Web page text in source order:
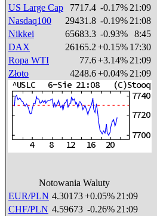
US Large Cap
7717.4 -0.17% 21:09
Nasdaq100
29431.8 -0.19% 21:08
Nikkei
65683.3 -0.93%
8:45
DAX
26165.2 +0.15% 17:30
Ropa WTI
77.6+3.14% 21:09
Złoto
4248.6+0.04% 21:09
Notowania Waluty
EUR/PLN 4.30173+0.05% 21:09
CHF/PLN 4.59673 -0.26% 21:09